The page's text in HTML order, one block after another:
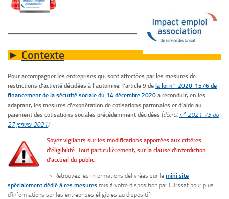
► Contexte
Pour accompagner les entreprises qui sont affectées par les mesures de
restrictions d’activité décidées à l’automne, l’article 9 de la loi n° 2020-1576 de
financement de la sécurité sociale du 14 décembre 2020 a reconduit, en les
adaptant, les mesures d’exonération de cotisations patronales et d’aide au
paiement des cotisations sociales précédemment décidées (décret n° 2021-75 du
27 janvier 2021).
Soyez vigilants sur les modifications apportées aux critères
d’éligibilité. Tout particulièrement, sur la clause d’interdiction
d’accueil du public.
-> Retrouvez les informations délivrées sur lemini site
spécialement dédié à ces mesures mis à votre disposition par l’Urssaf pour plus
d’informations sur les entreprises éligibles au dispositif.